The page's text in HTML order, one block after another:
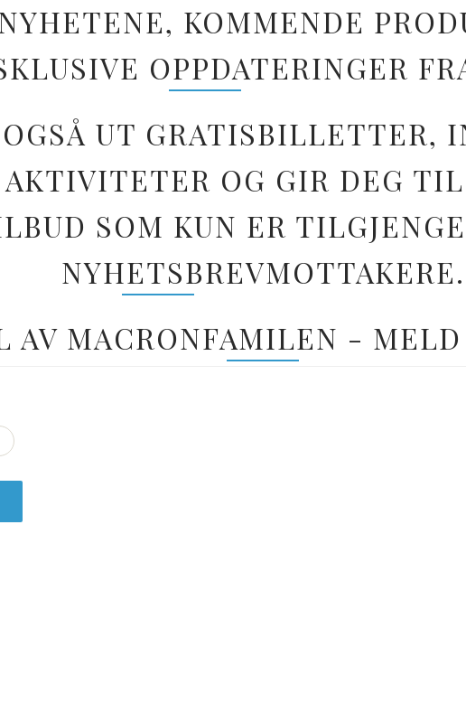
KOMMENDE
OPPDATERINGER
UT GRATISBILLETTER,
AKTIVITETER OG GIR DEG
SOM KUN ER
NYHETSBREVMOTTAKERE.
AV MACRONFAMILEN -